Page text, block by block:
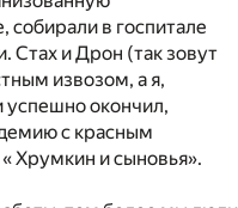
в госпитале
Стах и Дрон (так зовут
извозом, а я,
успешно окончил,
с красным
Хрумкин и сыновья».